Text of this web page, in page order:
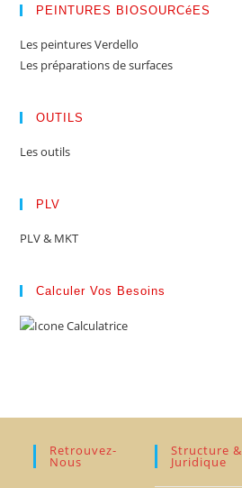
PEINTURES BIOSOURCéES
Les peintures Verdello
Les préparations de surfaces
OUTILS
Les outils
PLV
PLV & MKT
Calculer Vos Besoins
Retrouvez-
Nous
Structure &
Juridique